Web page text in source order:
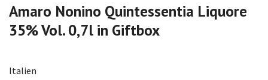
Amaro Nonino Quintessentia Liquore
35% Vol. 0,7l in Giftbox
Italien